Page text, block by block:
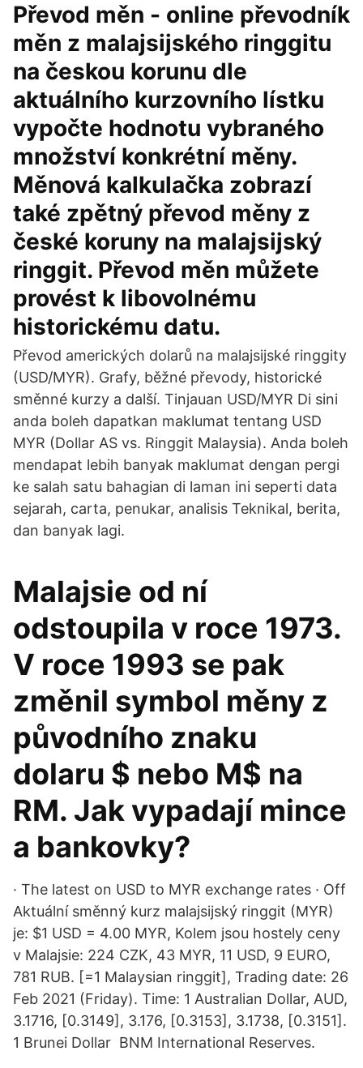
Převod měn - online převodník
měn z malajsijského ringgitu
na českou korunu dle
aktuálního kurzovního lístku
vypočte hodnotu vybraného
množství konkrétní měny.
Měnová kalkulačka zobrazí
také zpětný převod měny z
české koruny na malajsijský
ringgit. Převod měn můžete
provést k libovolnému
historickému datu.
Převod amerických dolarů na malajsijské ringgity
(USD/MYR). Grafy, běžné převody, historické
směnné kurzy a další. Tinjauan USD/MYR Di sini
anda boleh dapatkan maklumat tentang USD
MYR (Dollar AS vs. Ringgit Malaysia). Anda boleh
mendapat lebih banyak maklumat dengan pergi
ke salah satu bahagian di laman ini seperti data
sejarah, carta, penukar, analisis Teknikal, berita,
dan banyak lagi.
Malajsie od ní
odstoupila v roce 1973.
V roce 1993 se pak
změnil symbol měny z
původního znaku
dolaru $ nebo M$ na
RM. Jak vypadají mince
a bankovky?
· The latest on USD to MYR exchange rates · Off
Aktuální směnný kurz malajsijský ringgit (MYR)
je: $1 USD = 4.00 MYR, Kolem jsou hostely ceny
v Malajsie: 224 CZK, 43 MYR, 11 USD, 9 EURO,
781 RUB. [=1 Malaysian ringgit], Trading date: 26
Feb 2021 (Friday). Time: 1 Australian Dollar, AUD,
3.1716, [0.3149], 3.176, [0.3153], 3.1738, [0.3151].
1 Brunei Dollar BNM International Reserves.